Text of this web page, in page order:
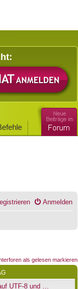
Anmelden
als gelesen markieren
UTF-8 und …